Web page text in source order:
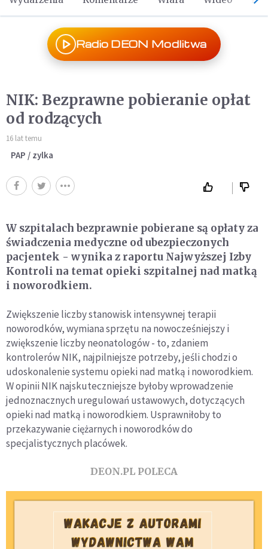
Radio DEON Modlitwa
NIK: Bezprawne pobieranie opłat
od rodzących
16 lat temu
PAP / zylka
W szpitalach bezprawnie pobierane są opłaty za
świadczenia medyczne od ubezpieczonych
pacjentek - wynika z raportu Najwyższej Izby
Kontroli na temat opieki szpitalnej nad matką
i noworodkiem.
Zwiększenie liczby stanowisk intensywnej terapii
noworodków, wymiana sprzętu na nowocześniejszy i
zwiększenie liczby neonatologów - to, zdaniem
kontrolerów NIK, najpilniejsze potrzeby, jeśli chodzi o
udoskonalenie systemu opieki nad matką i noworodkiem.
W opinii NIK najskuteczniejsze byłoby wprowadzenie
jednoznacznych uregulowań ustawowych, dotyczących
opieki nad matką i noworodkiem. Usprawniłoby to
przekazywanie ciężarnych i noworodków do
specjalistycznych placówek.
DEON.PL POLECA